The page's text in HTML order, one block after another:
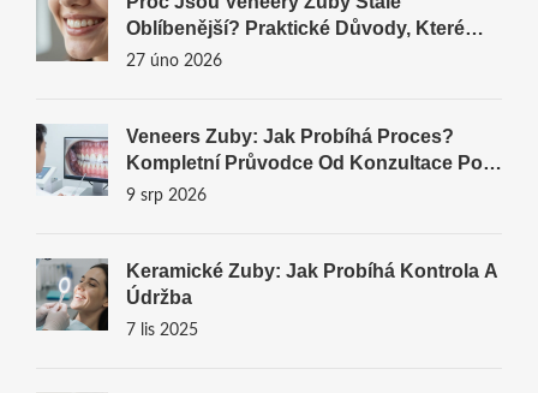
Oblíbenější? Praktické Důvody, Které
Mění Představy O Estetice Úsměvu
27 úno 2026
Veneers Zuby: Jak Probíhá Proces?
Kompletní Průvodce Od Konzultace Po
Výsledek
9 srp 2026
Keramické Zuby: Jak Probíhá Kontrola A
Údržba
7 lis 2025